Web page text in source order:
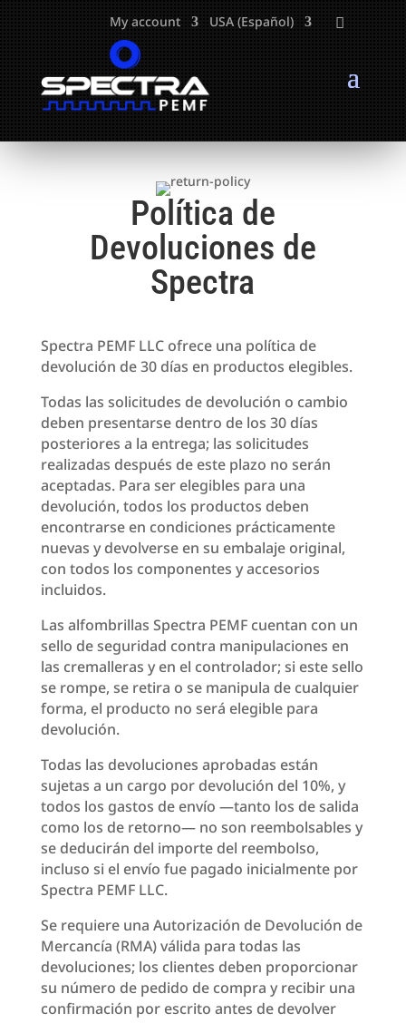
My account USA (Español)
Política de
Devoluciones de
Spectra
Spectra PEMF LLC ofrece una política de
devolución de 30 días en productos elegibles.
Todas las solicitudes de devolución o cambio
deben presentarse dentro de los 30 días
posteriores a la entrega; las solicitudes
realizadas después de este plazo no serán
aceptadas. Para ser elegibles para una
devolución, todos los productos deben
encontrarse en condiciones prácticamente
nuevas y devolverse en su embalaje original,
con todos los componentes y accesorios
incluidos.
Las alfombrillas Spectra PEMF cuentan con un
sello de seguridad contra manipulaciones en
las cremalleras y en el controlador; si este sello
se rompe, se retira o se manipula de cualquier
forma, el producto no será elegible para
devolución.
Todas las devoluciones aprobadas están
sujetas a un cargo por devolución del 10%, y
todos los gastos de envío —tanto los de salida
como los de retorno— no son reembolsables y
se deducirán del importe del reembolso,
incluso si el envío fue pagado inicialmente por
Spectra PEMF LLC.
Se requiere una Autorización de Devolución de
Mercancía (RMA) válida para todas las
devoluciones; los clientes deben proporcionar
su número de pedido de compra y recibir una
confirmación por escrito antes de devolver